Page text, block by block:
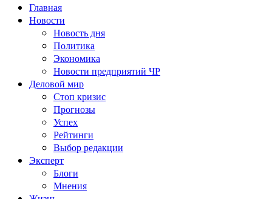
Главная
Новости
Новость дня
Политика
Экономика
Новости предприятий ЧР
Деловой мир
Стоп кризис
Прогнозы
Успех
Рейтинги
Выбор редакции
Эксперт
Блоги
Мнения